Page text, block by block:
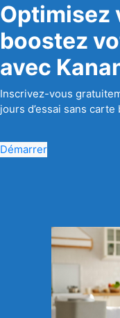
Optimisez
boostez
avec
Inscrivez-vous
jours d’essai sans carte
Démarrer